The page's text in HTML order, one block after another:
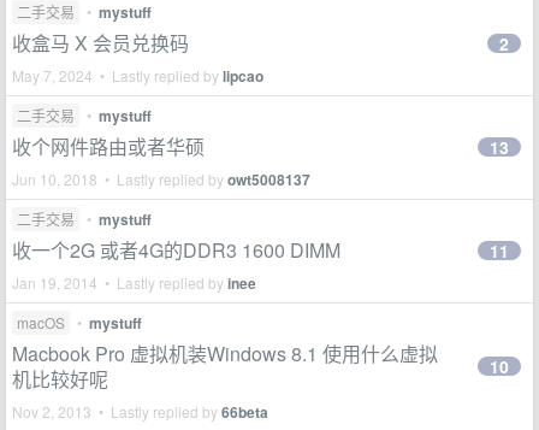
二手交易 • mystuff
收盒马 X 会员兑换码
May 7, 2024 • Lastly replied bylipcao
2
二手交易 • mystuff
收个网件路由或者华硕
Jun 10, 2018 • Lastly replied byowt5008137
13
二手交易 • mystuff
收一个2G 或者4G的DDR3 1600 DIMM
Jan 19, 2014 • Lastly replied byinee
11
macOS • mystuff
Macbook Pro 虚拟机装Windows 8.1 使用什么虚拟
机比较好呢
Nov 2, 2013 • Lastly replied by66beta
10